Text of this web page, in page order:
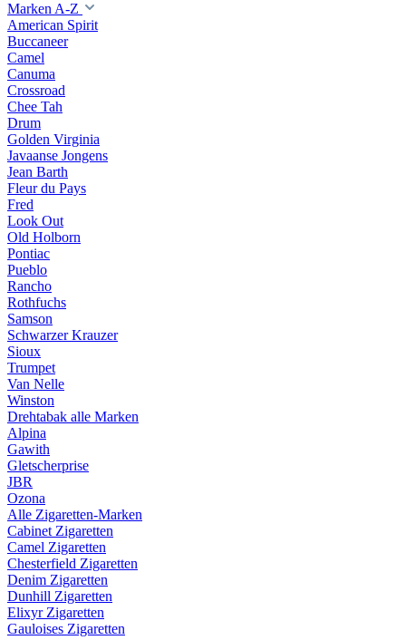
Marken A-Z
American Spirit
Buccaneer
Camel
Canuma
Crossroad
Сhee Tah
Drum
Golden Virginia
Javaanse Jongens
Jean Barth
Fleur du Pays
Fred
Look Out
Old Holborn
Pontiac
Pueblo
Rancho
Rothfuchs
Samson
Schwarzer Krauzer
Sioux
Trumpet
Van Nelle
Winston
Drehtabak alle Marken
Alpina
Gawith
Gletscherprise
JBR
Ozona
Alle Zigaretten-Marken
Cabinet Zigaretten
Camel Zigaretten
Chesterfield Zigaretten
Denim Zigaretten
Dunhill Zigaretten
Elixyr Zigaretten
Gauloises Zigaretten